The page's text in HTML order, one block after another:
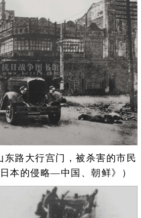
东路大行宫门，被杀害的市民
本的侵略—中国、朝鲜》）